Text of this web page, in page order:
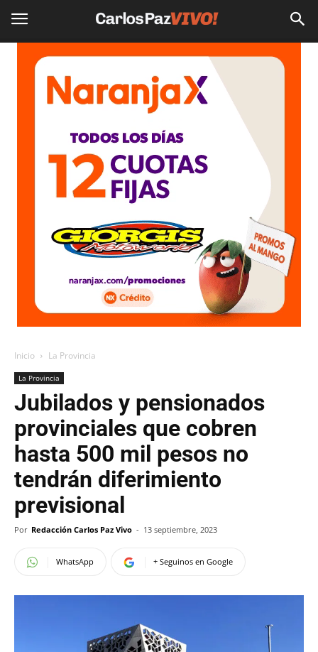
Inicio La Provincia
La Provincia
Jubilados y pensionados
provinciales que cobren
hasta 500 mil pesos no
tendrán diferimiento
previsional
Por Redacción Carlos Paz Vivo - 13 septiembre, 2023
WhatsApp + Seguinos en Google